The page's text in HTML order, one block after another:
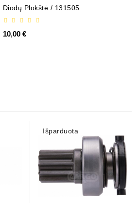
Diodų Plokštė / 131505
10,00 €
Išparduota